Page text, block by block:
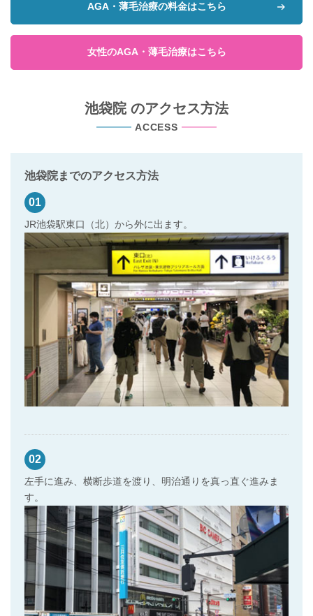
AGA・薄毛治療の料金はこちら
女性のAGA・薄毛治療はこちら
池袋院 のアクセス方法
ACCESS
池袋院までのアクセス方法
01
JR池袋駅東口（北）から外に出ます。
02
左手に進み、横断歩道を渡り、明治通りを真っ直ぐ進みま
す。